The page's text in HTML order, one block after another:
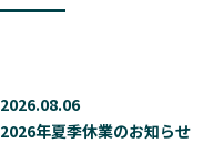
2026.08.06
2026年夏季休業のお知らせ